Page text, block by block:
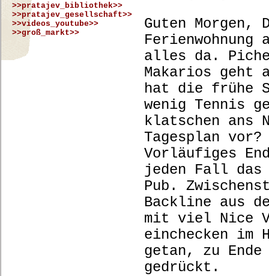
>>pratajev_bibliothek>>
>>pratajev_gesellschaft>>
>>videos_youtube>>
>>groß_markt>>
Guten Morgen,
alles da.
Makarios geht
hat die frühe
wenig Tennis
klatschen ans
Tagesplan
Vorläufiges
jeden Fall das
Pub.
Backline aus
mit viel Nice
einchecken im
getan, zu
gedrückt.